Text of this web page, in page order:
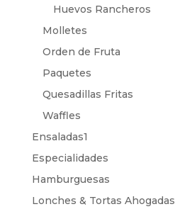
Huevos Rancheros
Molletes
Orden de Fruta
Paquetes
Quesadillas Fritas
Waffles
Ensaladas1
Especialidades
Hamburguesas
Lonches & Tortas Ahogadas